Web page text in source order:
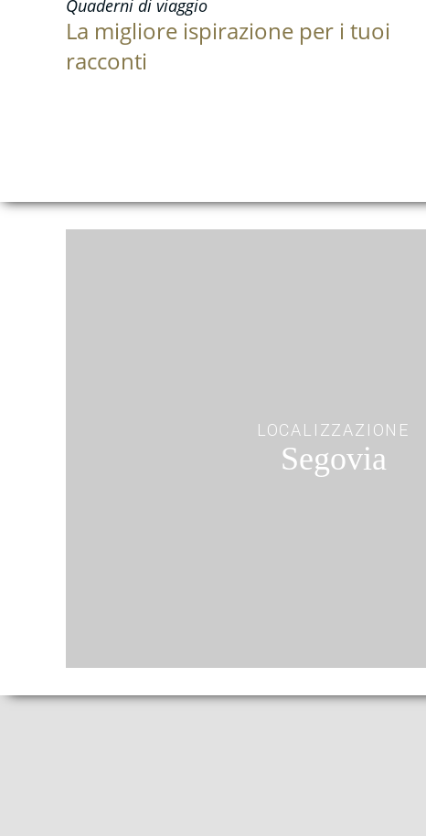
Quaderni di viaggio
La migliore ispirazione per i tuoi
racconti
LOCALIZZAZIONE
Segovia